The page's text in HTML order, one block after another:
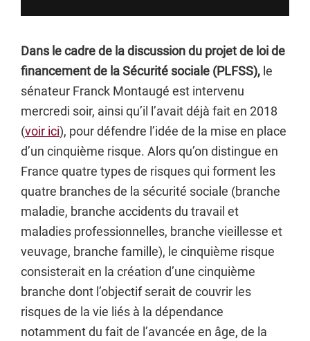
Dans le cadre de la discussion du projet de loi de
financement de la Sécurité sociale (PLFSS), le
sénateur Franck Montaugé est intervenu
mercredi soir, ainsi qu’il l’avait déjà fait en 2018
(voir ici), pour défendre l’idée de la mise en place
d’un cinquième risque. Alors qu’on distingue en
France quatre types de risques qui forment les
quatre branches de la sécurité sociale (branche
maladie, branche accidents du travail et
maladies professionnelles, branche vieillesse et
veuvage, branche famille), le cinquième risque
consisterait en la création d’une cinquième
branche dont l’objectif serait de couvrir les
risques de la vie liés à la dépendance
notamment du fait de l’avancée en âge, de la